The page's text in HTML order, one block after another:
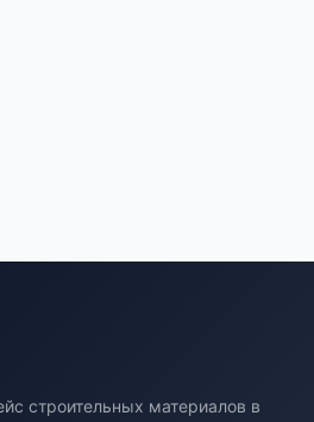
строительных материалов в